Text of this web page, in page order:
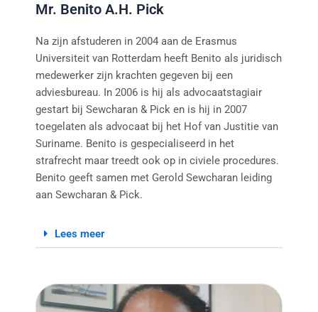
Mr. Benito A.H. Pick
Na zijn afstuderen in 2004 aan de Erasmus
Universiteit van Rotterdam heeft Benito als juridisch
medewerker zijn krachten gegeven bij een
adviesbureau. In 2006 is hij als advocaatstagiair
gestart bij Sewcharan & Pick en is hij in 2007
toegelaten als advocaat bij het Hof van Justitie van
Suriname. Benito is gespecialiseerd in het
strafrecht maar treedt ook op in civiele procedures.
Benito geeft samen met Gerold Sewcharan leiding
aan Sewcharan & Pick.
Lees meer